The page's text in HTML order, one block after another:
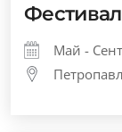
Май -